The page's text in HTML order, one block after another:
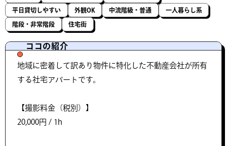
平日貸切しやすい 外観OK 中流階級・普通 一人暮らし系
階段・非常階段 住宅街
ココの紹介
地域に密着して訳あり物件に特化した不動産会社が所有
する社宅アパートです。
【撮影料金（税別）】
20,000円 / 1h